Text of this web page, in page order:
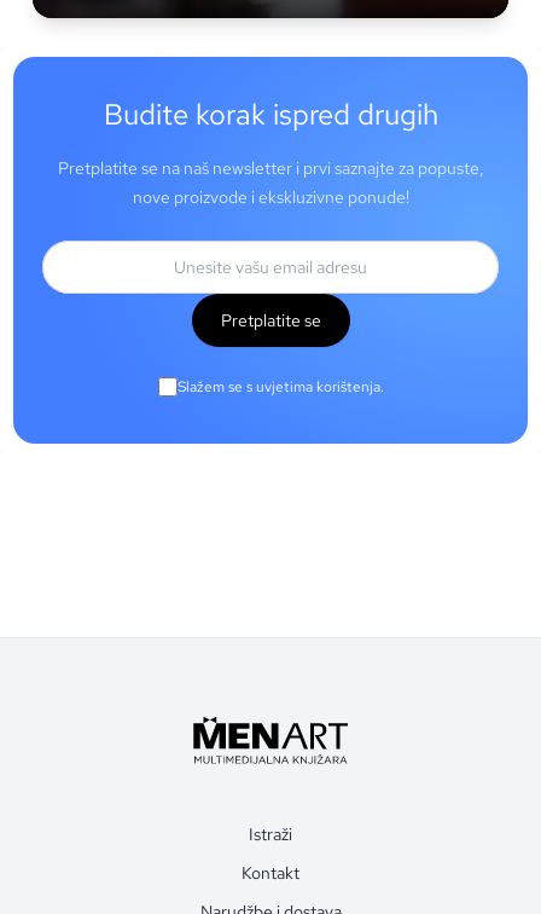
Budite korak ispred drugih
Pretplatite se na naš newsletter i prvi saznajte za popuste,
nove proizvode i ekskluzivne ponude!
Pretplatite se
Slažem se s uvjetima korištenja.
Istraži
Kontakt